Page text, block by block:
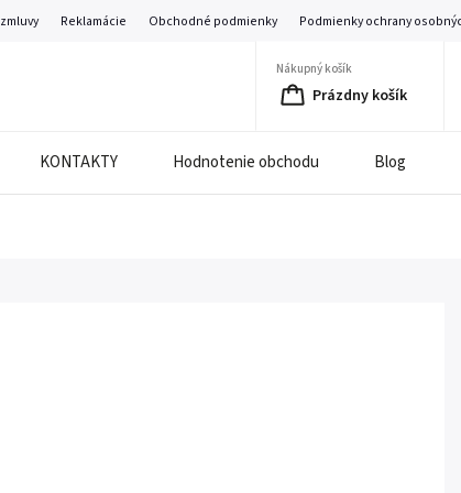
Reklamácie Obchodné podmienky Podmienky ochrany
Nákupný košík
Prázdny košík
KONTAKTY Hodnotenie obchodu Blog